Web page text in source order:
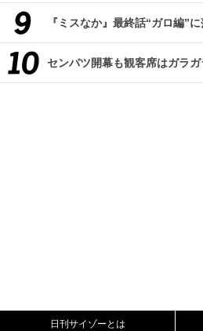
『ミスなか』最終話“ガロ編”
センバツ開幕も観客席はガラ
日刊サイゾーとは